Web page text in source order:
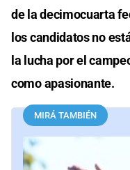
de la decimocuarta
los candidatos no
la lucha por el
como apasionante.
MIRÁ TAMBIÉN